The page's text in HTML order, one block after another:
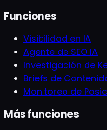
Funciones
Visibilidad en IA
Agente de SEO IA
Investigación de
Briefs de
Monitoreo de
Más funciones